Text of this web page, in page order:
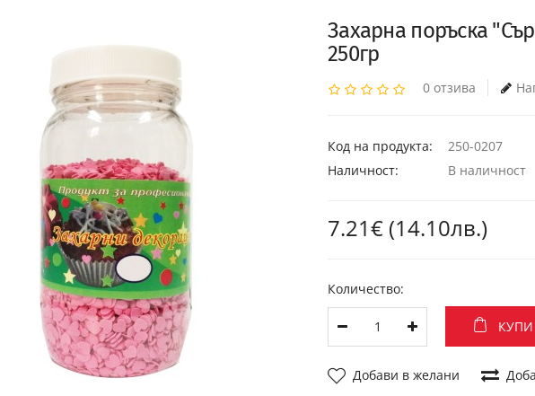
Захарна поръска
250гр
0 отзива
Код на продукта:
250-0207
Наличност:
В наличност
7.21€ (14.10лв.)
Количество:
КУПИ
Добави в желани